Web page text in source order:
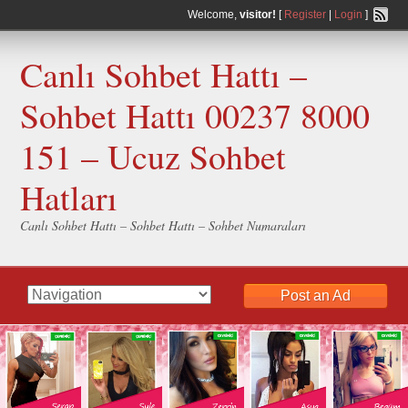
Welcome, visitor! [ Register| Login ]
Canlı Sohbet Hattı –
Sohbet Hattı 00237 8000
151 – Ucuz Sohbet
Hatları
Canlı Sohbet Hattı – Sohbet Hattı – Sohbet Numaraları
Post an Ad